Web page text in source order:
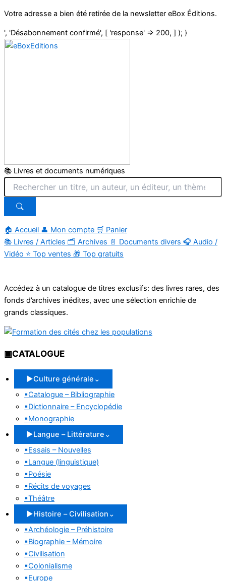
Votre adresse a bien été retirée de la newsletter eBox Éditions.
', 'Désabonnement confirmé', [ 'response' => 200, ] ); }
📚 Livres et documents numériques
🏠 Accueil 👤 Mon compte 🛒 Panier
📚 Livres / Articles 🗂 Archives 📄 Documents divers 🎧 Audio /
Vidéo ⭐ Top ventes 🎁 Top gratuits
contenu
Accédez à un catalogue de titres exclusifs: des livres rares, des
fonds d’archives inédites, avec une sélection enrichie de
grands classiques.
▣CATALOGUE
▶Culture générale ⌄
▪Catalogue – Bibliographie
▪Dictionnaire – Encyclopédie
▪Monographie
▶Langue – Littérature ⌄
▪Essais – Nouvelles
▪Langue (linguistique)
▪Poésie
▪Récits de voyages
▪Théâtre
▶Histoire – Civilisation ⌄
▪Archéologie – Préhistoire
▪Biographie – Mémoire
▪Civilisation
▪Colonialisme
▪Europe